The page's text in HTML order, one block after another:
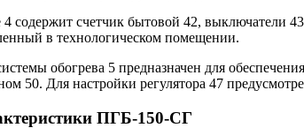
4 содержит счетчик бытовой 42, выключатели
в технологическом помещении.
обогрева 5 предназначен для
50. Для настройки регулятора 47
ПГБ-150-СГ